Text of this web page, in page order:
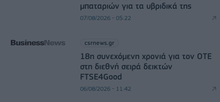
μπαταριών για τα υβριδικά της
07/08/2026 - 05:22
csrnews.gr
18η συνεχόμενη χρονιά για τον ΟΤΕ
στη διεθνή σειρά δεικτών
FTSE4Good
06/08/2026 - 11:42